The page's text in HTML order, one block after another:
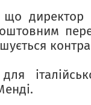
директор
для